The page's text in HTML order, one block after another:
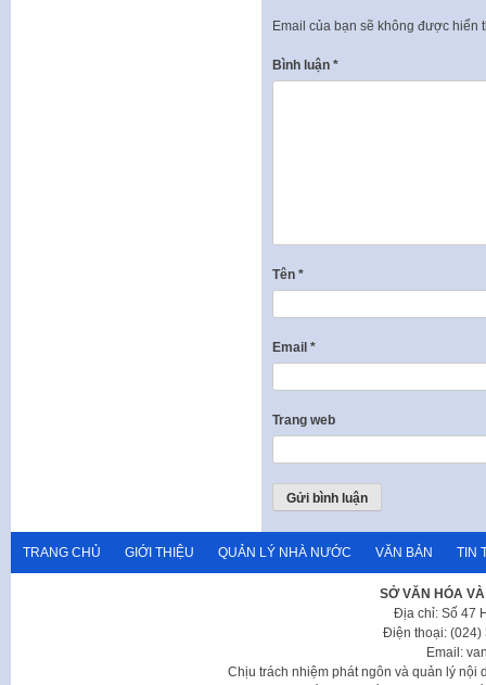
Email của bạn sẽ không được hiển
Bình luận *
Tên *
Email *
Trang web
TRANG CHỦ GIỚI THIỆU QUẢN LÝ NHÀ NƯỚC VĂN BẢN TIN
SỞ VĂN HÓA
Địa chỉ: Số 47
Điện thoại: (024)
Email:
Chịu trách nhiệm phát ngôn và quản lý nội